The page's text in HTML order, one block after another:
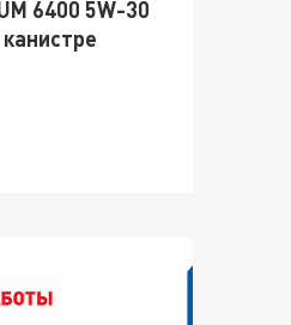
6400 5W-30